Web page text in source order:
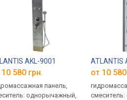
AKL-9001
580 грн.
панель,
однорычажный,
ATLANTIS
от 10